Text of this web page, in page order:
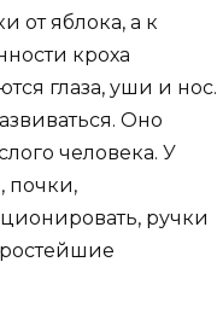
от яблока, а к
кроха
глаза, уши и нос.
Оно
человека. У
почки,
ручки